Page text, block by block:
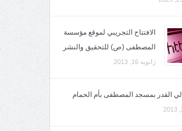
الافتتاح التجريبي لموقع مؤسسة
المصطفى (ص) للتحقيق والنشر
ژانویه 16, 2013
القدر بمسجد المصطفى بأم الحمام